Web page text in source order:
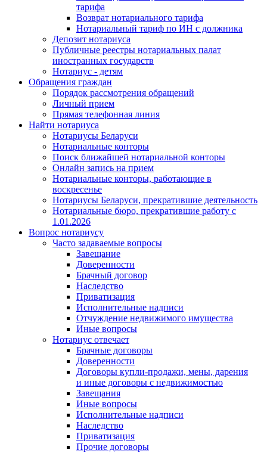
тарифа
Возврат нотариального тарифа
Нотариальный тариф по ИН с должника
Депозит нотариуса
Публичные реестры нотариальных палат
иностранных государств
Нотариус - детям
Обращения граждан
Порядок рассмотрения обращений
Личный прием
Прямая телефонная линия
Найти нотариуса
Нотариусы Беларуси
Нотариальные конторы
Поиск ближайшей нотариальной конторы
Онлайн запись на прием
Нотариальные конторы, работающие в
воскресенье
Нотариусы Беларуси, прекратившие деятельность
Нотариальные бюро, прекратившие работу с
1.01.2026
Вопрос нотариусу
Часто задаваемые вопросы
Завещание
Доверенности
Брачный договор
Наследство
Приватизация
Исполнительные надписи
Отчуждение недвижимого имущества
Иные вопросы
Нотариус отвечает
Брачные договоры
Доверенности
Договоры купли-продажи, мены, дарения
и иные договоры с недвижимостью
Завещания
Иные вопросы
Исполнительные надписи
Наследство
Приватизация
Прочие договоры